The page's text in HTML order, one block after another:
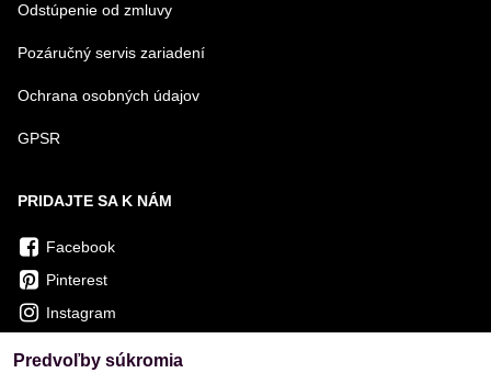
Odstúpenie od zmluvy
Pozáručný servis zariadení
Ochrana osobných údajov
GPSR
PRIDAJTE SA K NÁM
Facebook
Pinterest
Instagram
Predvoľby súkromia